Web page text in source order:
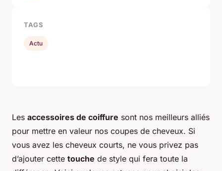
Les accessoires de coiffure sont nos meilleurs alliés
pour mettre en valeur nos coupes de cheveux. Si
vous avez les cheveux courts, ne vous privez pas
d’ajouter cette touche de style qui fera toute la
TAGS
Actu